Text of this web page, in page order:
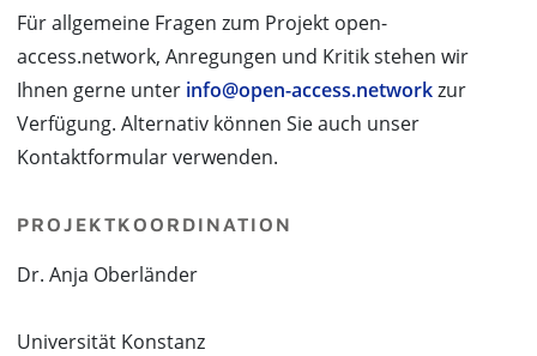
Für allgemeine Fragen zum Projekt open-
access.network, Anregungen und Kritik stehen wir
Ihnen gerne unter info@open-access.networkzur
Verfügung. Alternativ können Sie auch unser
Kontaktformular verwenden.
PROJEKTKOORDINATION
Dr. Anja Oberländer
Universität Konstanz